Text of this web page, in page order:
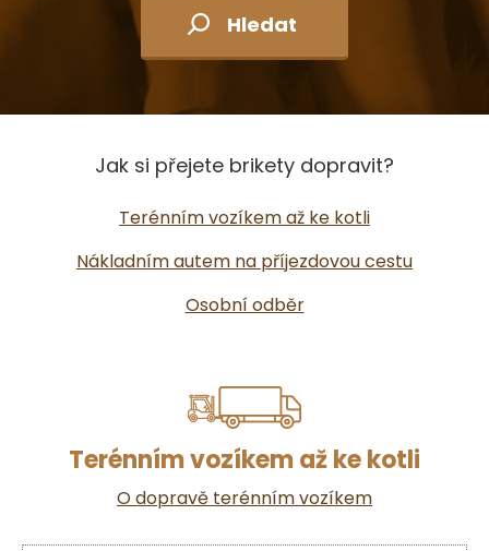
Hledat
Jak si přejete brikety dopravit?
Terénním vozíkem až ke kotli
Nákladním autem na příjezdovou cestu
Osobní odběr
Terénním vozíkem až ke kotli
O dopravě terénním vozíkem